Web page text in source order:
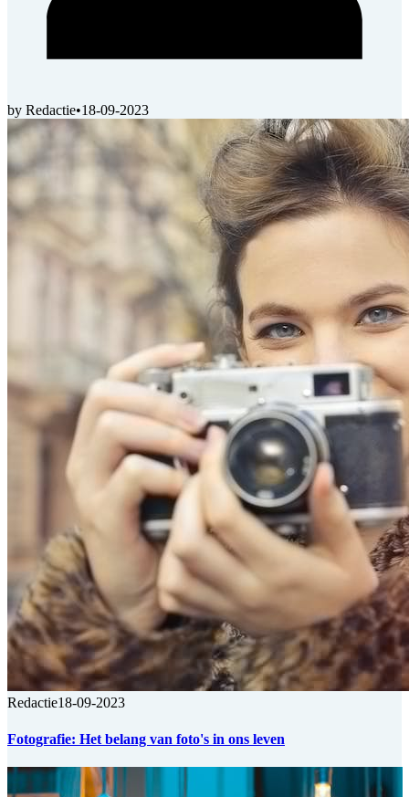
by Redactie•18-09-2023
Redactie18-09-2023
Fotografie: Het belang van foto's in ons leven